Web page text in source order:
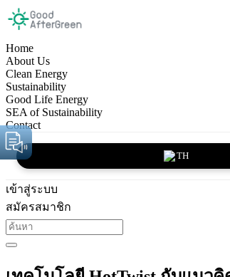
Home
About Us
Clean Energy
Sustainability
Good Life Energy
SEA of Sustainability
Contact
TH
เข้าสู่ระบบ
สมัครสมาชิก